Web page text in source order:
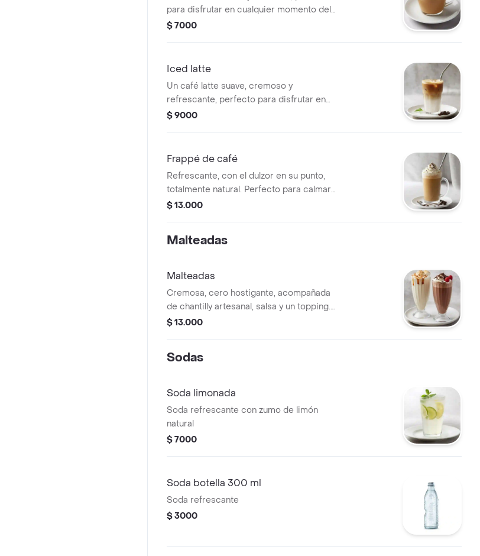
para disfrutar en cualquier momento del
día.
$ 7000
Iced latte
Un café latte suave, cremoso y
refrescante, perfecto para disfrutar en
cualquier momento del día.
$ 9000
Frappé de café
Refrescante, con el dulzor en su punto,
totalmente natural. Perfecto para calmar
el antojo
$ 13.000
Malteadas
Malteadas
Cremosa, cero hostigante, acompañada
de chantilly artesanal, salsa y un topping.
La de fresa es nuestra especialidad
$ 13.000
Sodas
Soda limonada
Soda refrescante con zumo de limón
natural
$ 7000
Soda botella 300 ml
Soda refrescante
$ 3000